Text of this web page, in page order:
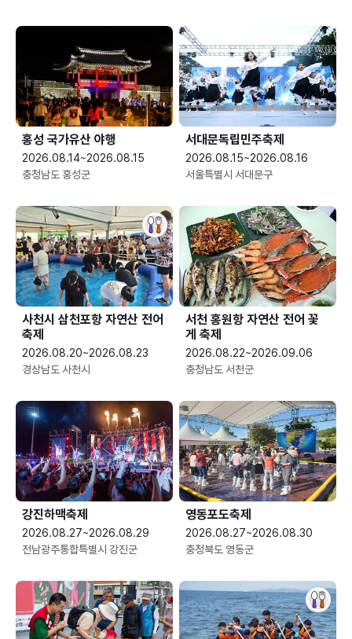
홍성 국가유산 야행
2026.08.14~2026.08.15
충청남도 홍성군
서대문독립민주축제
2026.08.15~2026.08.16
서울특별시 서대문구
사천시 삼천포항 자연산 전어
축제
2026.08.20~2026.08.23
경상남도 사천시
서천 홍원항 자연산 전어 꽃
게 축제
2026.08.22~2026.09.06
충청남도 서천군
강진하맥축제
2026.08.27~2026.08.29
전남광주통합특별시 강진군
영동포도축제
2026.08.27~2026.08.30
충청북도 영동군